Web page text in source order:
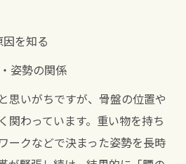
を知る
姿勢の関係
思いがちですが、骨盤の位置や
関わっています。重い物を持ち
ークなどで決まった姿勢を長時